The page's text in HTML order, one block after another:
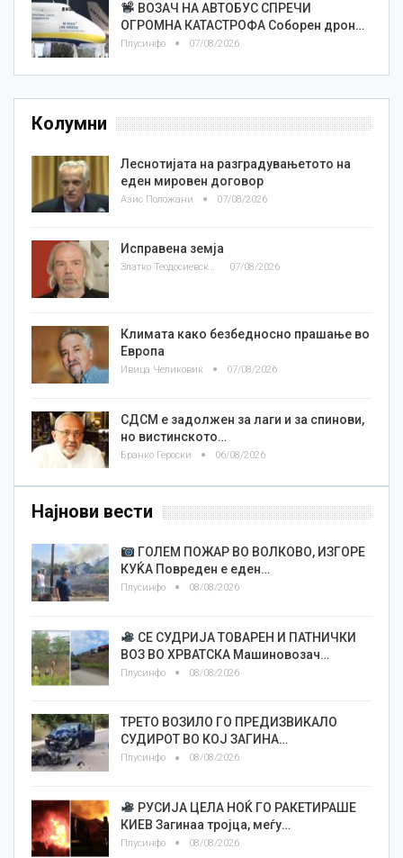
ВОЗАЧ НА АВТОБУС СПРЕЧИ
ОГРОМНА КАТАСТРОФА Соборен дрон…
Плусинфо 07/08/2026
Колумни
Леснотијата на разградувањетото на
еден мировен договор
Азис Положани 07/08/2026
Исправена земја
Златко Теодосиевски 07/08/2026
Климата како безбедносно прашање во
Европа
Ивица Челиковиќ 07/08/2026
СДСМ е задолжен за лаги и за спинови,
но вистинското…
Бранко Героски 06/08/2026
Најнови вести
ГОЛЕМ ПОЖАР ВО ВОЛКОВО, ИЗГОРЕ
КУЌА Повреден е еден…
Плусинфо 08/08/2026
СЕ СУДРИЈА ТОВАРЕН И ПАТНИЧКИ
ВОЗ ВО ХРВАТСКА Машиновозач…
Плусинфо 08/08/2026
ТРЕТО ВОЗИЛО ГО ПРЕДИЗВИКАЛО
СУДИРОТ ВО КОЈ ЗАГИНА…
Плусинфо 08/08/2026
РУСИЈА ЦЕЛА НОЌ ГО РАКЕТИРАШЕ
КИЕВ Загинаа тројца, меѓу…
Плусинфо 08/08/2026